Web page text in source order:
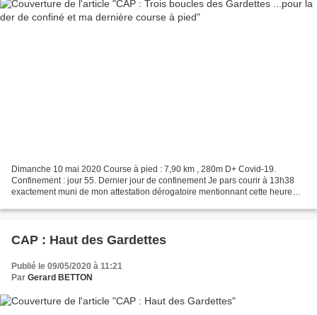
Dimanche 10 mai 2020 Course à pied : 7,90 km , 280m D+ Covid-19.
Confinement : jour 55. Dernier jour de confinement Je pars courir à 13h38
exactement muni de mon attestation dérogatoire mentionnant cette heure
CAP : Haut des Gardettes
Publié le 09/05/2020 à 11:21
Par Gerard BETTON